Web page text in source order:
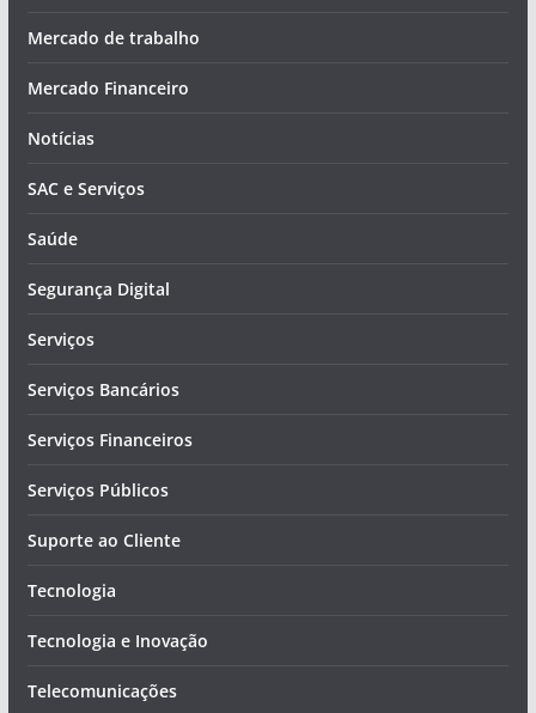
Mercado de trabalho
Mercado Financeiro
Notícias
SAC e Serviços
Saúde
Segurança Digital
Serviços
Serviços Bancários
Serviços Financeiros
Serviços Públicos
Suporte ao Cliente
Tecnologia
Tecnologia e Inovação
Telecomunicações